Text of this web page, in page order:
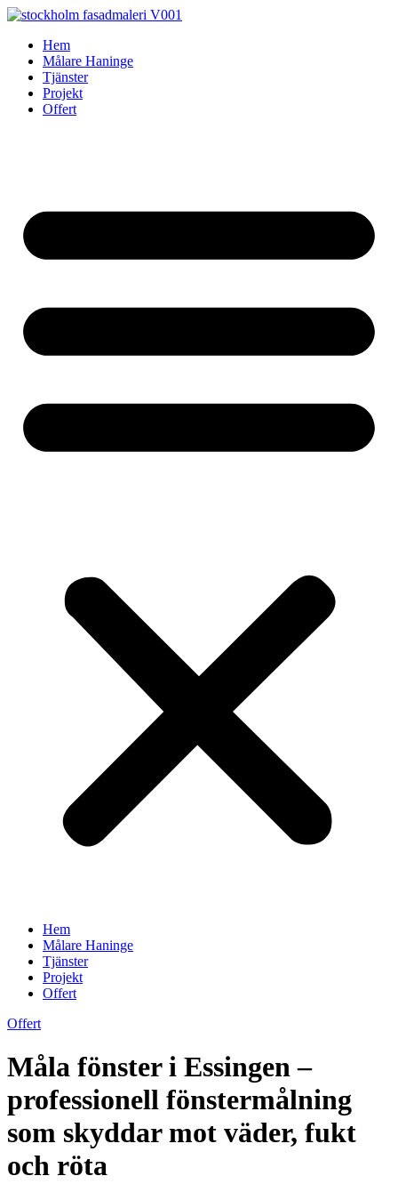
Skip
contentHem
Målare Haninge
Tjänster
Projekt
Offert
Hem
Målare Haninge
Tjänster
Projekt
Offert
Offert
Måla fönster i Essingen –
professionell fönstermålning
som skyddar mot väder, fukt
och röta